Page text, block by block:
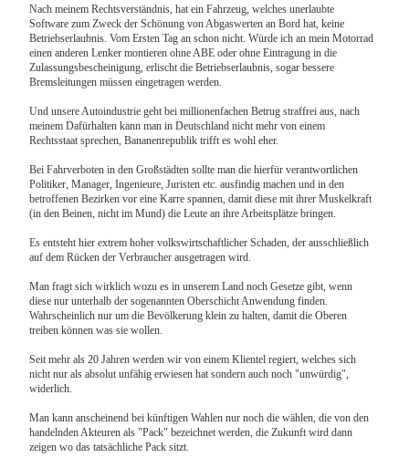
Nach meinem Rechtsverständnis, hat ein Fahrzeug, welches unerlaubte
Software zum Zweck der Schönung von Abgaswerten an Bord hat, keine
Betriebserlaubnis. Vom Ersten Tag an schon nicht. Würde ich an mein Motorrad
einen anderen Lenker montieren ohne ABE oder ohne Eintragung in die
Zulassungsbescheinigung, erlischt die Betriebserlaubnis, sogar bessere
Bremsleitungen müssen eingetragen werden.
Und unsere Autoindustrie geht bei millionenfachen Betrug straffrei aus, nach
meinem Dafürhalten kann man in Deutschland nicht mehr von einem
Rechtsstaat sprechen, Bananenrepublik trifft es wohl eher.
Bei Fahrverboten in den Großstädten sollte man die hierfür verantwortlichen
Politiker, Manager, Ingenieure, Juristen etc. ausfindig machen und in den
betroffenen Bezirken vor eine Karre spannen, damit diese mit ihrer Muskelkraft
(in den Beinen, nicht im Mund) die Leute an ihre Arbeitsplätze bringen.
Es entsteht hier extrem hoher volkswirtschaftlicher Schaden, der ausschließlich
auf dem Rücken der Verbraucher ausgetragen wird.
Man fragt sich wirklich wozu es in unserem Land noch Gesetze gibt, wenn
diese nur unterhalb der sogenannten Oberschicht Anwendung finden.
Wahrscheinlich nur um die Bevölkerung klein zu halten, damit die Oberen
treiben können was sie wollen.
Seit mehr als 20 Jahren werden wir von einem Klientel regiert, welches sich
nicht nur als absolut unfähig erwiesen hat sondern auch noch "unwürdig",
widerlich.
Man kann anscheinend bei künftigen Wahlen nur noch die wählen, die von den
handelnden Akteuren als "Pack" bezeichnet werden, die Zukunft wird dann
zeigen wo das tatsächliche Pack sitzt.